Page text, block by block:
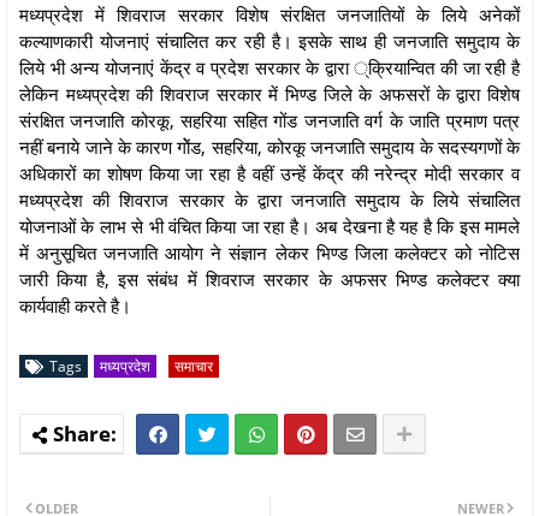
मध्यप्रदेश में शिवराज सरकार विशेष संरक्षित जनजातियों के लिये अनेकों
कल्याणकारी योजनाएं संचालित कर रही है। इसके साथ ही जनजाति समुदाय के
लिये भी अन्य योजनाएं केंद्र व प्रदेश सरकार के द्वारा ्क्रियान्वित की जा रही है
लेकिन मध्यप्रदेश की शिवराज सरकार में भिण्ड जिले के अफसरों के द्वारा विशेष
संरक्षित जनजाति कोरकू, सहरिया सहित गोंड जनजाति वर्ग के जाति प्रमाण पत्र
नहीं बनाये जाने के कारण गोेंड, सहरिया, कोरकू जनजाति समुदाय के सदस्यगणों के
अधिकारों का शोषण किया जा रहा है वहीं उन्हें केंद्र की नरेन्द्र मोदी सरकार व
मध्यप्रदेश की शिवराज सरकार के द्वारा जनजाति समुदाय के लिये संचालित
योजनाओं के लाभ से भी वंचित किया जा रहा है। अब देखना है यह है कि इस मामले
में अनुसूचित जनजाति आयोग ने संज्ञान लेकर भिण्ड जिला कलेक्टर को नोटिस
जारी किया है, इस संबंध में शिवराज सरकार के अफसर भिण्ड कलेक्टर क्या
कार्यवाही करते है।
Tags मध्यप्रदेश समाचार
NEWER
OLDER